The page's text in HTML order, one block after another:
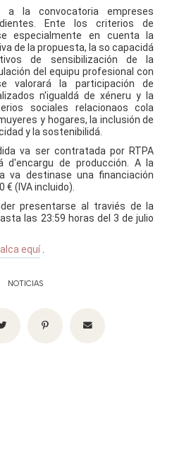
a la convocatoria empreses
Ente los criterios de
especialmente en cuenta la
de la propuesta, la so capacidá
de sensibilización de la
del equipu profesional con
valorará la participación de
n'igualdá de xéneru y la
sociales relacionaos cola
y hogares, la inclusión de
y la sostenibilidá.
va ser contratada por RTPA
d'encargu de producción. A la
va destinase una financiación
(IVA incluido).
presentarse al traviés de la
las 23:59 horas del 3 de julio
equí.
NOTICIAS